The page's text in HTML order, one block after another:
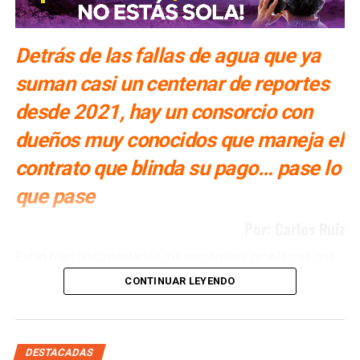
Detrás de las fallas de agua que ya
suman casi un centenar de reportes
desde 2021, hay un consorcio con
dueños muy conocidos que maneja el
contrato que blinda su pago… pase lo
que pase
ha tenido San Luis Potosí con la Presa El Realito, un
proyecto diseñado para surtir de agua a alrededor de 46
ocasiones. Múltiples veces se ha propuesto retirarle la
CONTINUAR LEYENDO
DESTACADAS